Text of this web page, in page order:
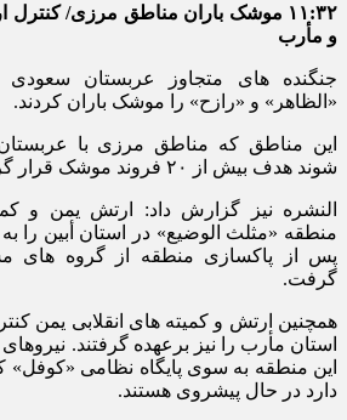
۱۱:۳۲ موشک باران مناطق مرزی/
و مأرب
جنگنده های متجاوز عربستان سعودی
«الظاهر» و «رازح» را موشک باران کردند.
این مناطق که مناطق مرزی با
شوند هدف بیش از ۲۰ فروند موشک قرار گرفتند.
النشره نیز گزارش داد: ارتش یمن و
منطقه «مثلث الوضیع» در استان أبین را
پس از پاکسازی منطقه از گروه های
گرفت.
همچنین ارتش و کمیته های انقلابی یمن
استان مأرب را نیز برعهده گرفتند.
این منطقه به سوی پایگاه نظامی «کوفل»
دارد در حال پیشروی هستند.